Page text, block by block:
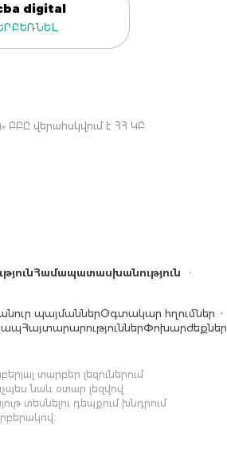
digital
ԲԲԸ վերահսկվում է ՀՀ ԿԲ
Համապատասխանություն
պայմաններՕգտակար հղումներ
ՀայտարարություններՓոխարժեքներ
տարբեր լեզուներում
նաև օտար լեզվով
տեսնելու դեպքում խնդրում